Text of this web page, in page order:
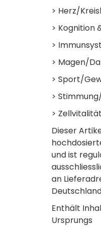
> Herz/
> Kognition
>
> Magen/
> Sport/
>
> Zellvitalität
Dieser
und ist
an
Enthält
Ursprungs